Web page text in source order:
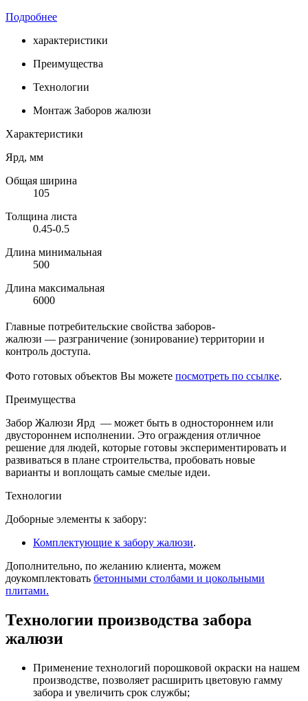
Подробнее
характеристики
Преимущества
Технологии
Монтаж Заборов жалюзи
Характеристики
Ярд, мм
Общая ширина
105
Толщина листа
0.45-0.5
Длина минимальная
500
Длина максимальная
6000
Главные потребительские свойства заборов-
жалюзи — разграничение (зонирование) территории и
контроль доступа.
Фото готовых объектов Вы можете посмотреть по ссылке.
Преимущества
Забор Жалюзи Ярд — может быть в одностороннем или
двустороннем исполнении. Это ограждения отличное
решение для людей, которые готовы экспериментировать и
развиваться в плане строительства, пробовать новые
варианты и воплощать самые смелые идеи.
Технологии
Доборные элементы к забору:
Комплектующие к забору жалюзи.
Дополнительно, по желанию клиента, можем
доукомплектовать бетонными столбами и цокольными
плитами.
Технологии производства забора
жалюзи
Применение технологий порошковой окраски на нашем
производстве, позволяет расширить цветовую гамму
забора и увеличить срок службы;